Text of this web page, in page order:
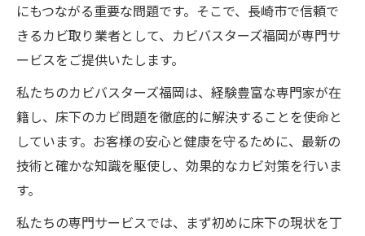
にもつながる重要な問題です。そこで、長崎市で信頼で
きるカビ取り業者として、カビバスターズ福岡が専門サ
ービスをご提供いたします。
私たちのカビバスターズ福岡は、経験豊富な専門家が在
籍し、床下のカビ問題を徹底的に解決することを使命と
しています。お客様の安心と健康を守るために、最新の
技術と確かな知識を駆使し、効果的なカビ対策を行いま
す。
私たちの専門サービスでは、まず初めに床下の現状を丁